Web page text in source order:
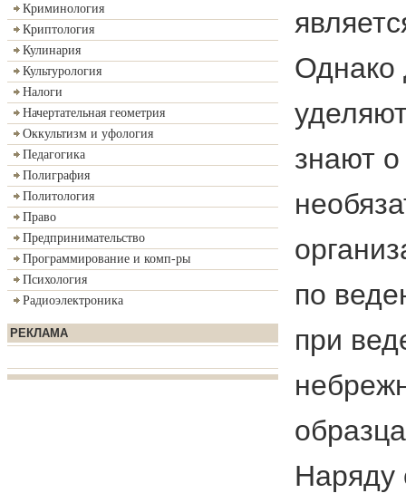
Криминология
Криптология
Кулинария
Культурология
Налоги
Начертательная геометрия
Оккультизм и уфология
Педагогика
Полиграфия
Политология
Право
Предпринимательство
Программирование и комп-ры
Психология
Радиоэлектроника
РЕКЛАМА
Однако
знают о
по
при
Наряду